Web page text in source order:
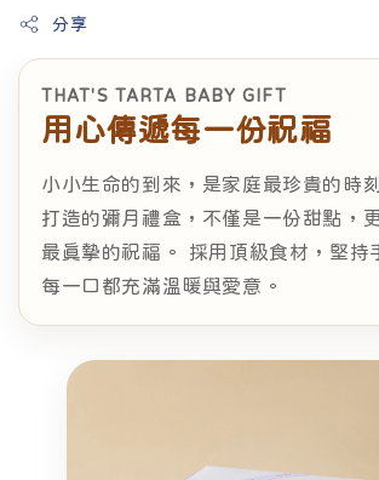
分享
THAT'S TARTA BABY GIFT
用心傳遞每一份祝福
小小生命的到來，是家庭最珍貴的時
打造的彌月禮盒，不僅是一份甜點，
最真摯的祝福。 採用頂級食材，堅持
每一口都充滿溫暖與愛意。